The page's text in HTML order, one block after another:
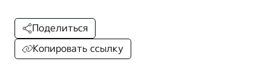
Поделиться
Копировать ссылку